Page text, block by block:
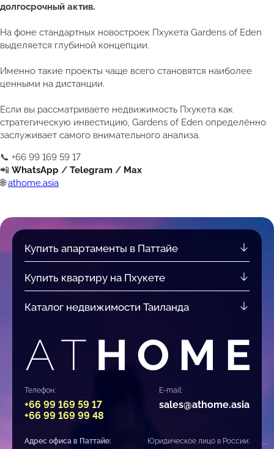
долгосрочный актив.
На фоне стандартных новостроек Пхукета Gardens of Eden
выделяется глубиной концепции.
Именно такие проекты чаще всего становятся наиболее
ценными на дистанции.
Если вы рассматриваете недвижимость Пхукета как
стратегическую инвестицию, Gardens of Eden определённо
заслуживает самого внимательного анализа.
📞 +66 99 169 59 17
📲 WhatsApp / Telegram / Max
🌐 athome.asia
Купить апартаменты в Паттайе
Купить квартиру на Пхукете
Каталог недвижимости Таиланда
Телефон:
+66 99 169 59 17
+66 99 169 99 48
E-mail:
sales@athome.asia
Адрес офиса в Паттайе: Юридическое лицо в России: